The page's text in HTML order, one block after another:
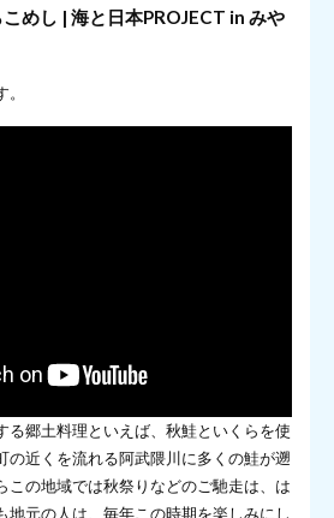
めし | 海と日本PROJECT in みや
る郷土料理といえば、秋鮭といくらを使
の近くを流れる阿武隈川に多くの鮭が遡
この地域では秋祭りなどのご馳走は、は
地元の人は、毎年この時期を楽しみにし